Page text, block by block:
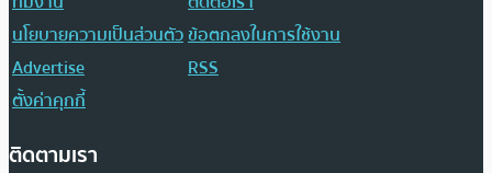
นโยบายความเป็นส่วนตัวข้อตกลงในการใช้งาน
Advertise
RSS
ตั้งค่าคุกกี้
ติดตามเรา